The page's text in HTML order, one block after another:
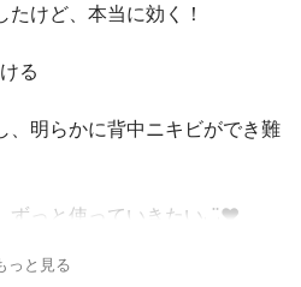
けど、本当に効く！
る
、明らかに背中ニキビができ難
ずっと使っていきたい◡̈♥︎
なかなか減らないからコスパ
っと見る